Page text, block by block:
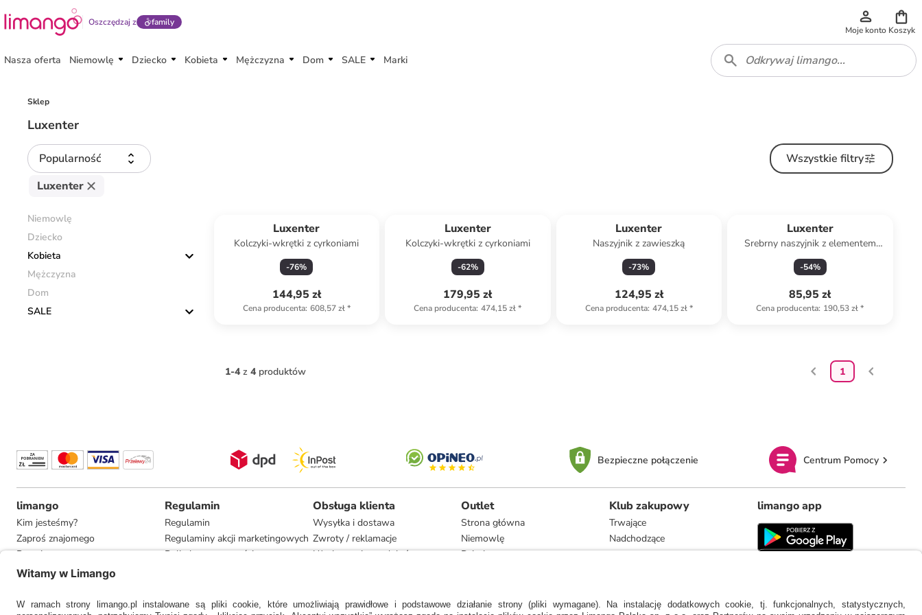
Oszczędzaj z family
Moje konto Koszyk
Nasza oferta Niemowlę Dziecko Kobieta Mężczyzna Dom SALE Marki
Sklep
Luxenter
Popularność
Wszystkie filtry
Luxenter
Niemowlę
Dziecko
Kobieta
Mężczyzna
Dom
SALE
Luxenter
Kolczyki-wkrętki z cyrkoniami
-76%
144,95 zł
Cena producenta: 608,57 zł*
Luxenter
Kolczyki-wkrętki z cyrkoniami
-62%
179,95 zł
Cena producenta: 474,15 zł*
Luxenter
Naszyjnik z zawieszką
-73%
124,95 zł
Cena producenta: 474,15 zł*
Luxenter
Srebrny naszyjnik z elementem
ozdobnym
-54%
85,95 zł
Cena producenta: 190,53 zł*
1-4 z 4 produktów 1
Bezpieczne połączenie Centrum Pomocy
limango
Kim jesteśmy?
Zaproś znajomego
Pracuj u nas
Informacje dla prasy
Regulamin
Regulamin
Regulaminy akcji marketingowych
Polityka prywatności
Obsługa klienta
Wysyłka i dostawa
Zwroty / reklamacje
Użytkowanie produktów
Zgodność z umową i naprawa
Outlet
Strona główna
Niemowlę
Dziecko
Dom
Klub zakupowy
Trwające
Nadchodzące
limango app